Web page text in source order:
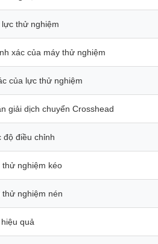
lực thử nghiệm
xác của máy thử nghiệm
của lực thử nghiệm
giải dịch chuyển Crosshead
độ điều chỉnh
thử nghiệm kéo
thử nghiệm nén
quả